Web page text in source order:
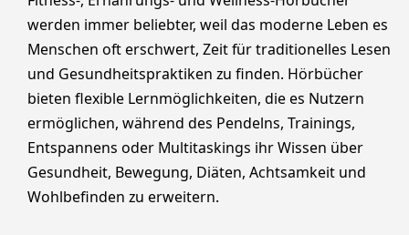
werden immer beliebter, weil das moderne Leben es
Menschen oft erschwert, Zeit für traditionelles Lesen
und Gesundheitspraktiken zu finden. Hörbücher
bieten flexible Lernmöglichkeiten, die es Nutzern
ermöglichen, während des Pendelns, Trainings,
Entspannens oder Multitaskings ihr Wissen über
Gesundheit, Bewegung, Diäten, Achtsamkeit und
Wohlbefinden zu erweitern.